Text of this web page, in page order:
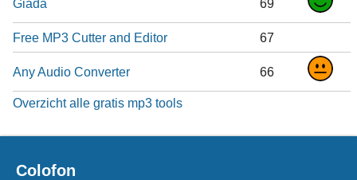
Giada 69
Free MP3 Cutter and Editor 67
Any Audio Converter 66
Overzicht alle gratis mp3 tools
Colofon